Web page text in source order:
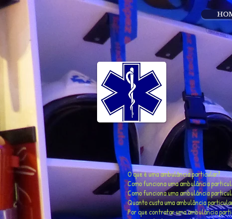
O que é uma ambulância particular?
Como funciona uma ambulância
Como funciona uma ambulância
Quanto custa uma ambulância
Por que contratar uma ambulância